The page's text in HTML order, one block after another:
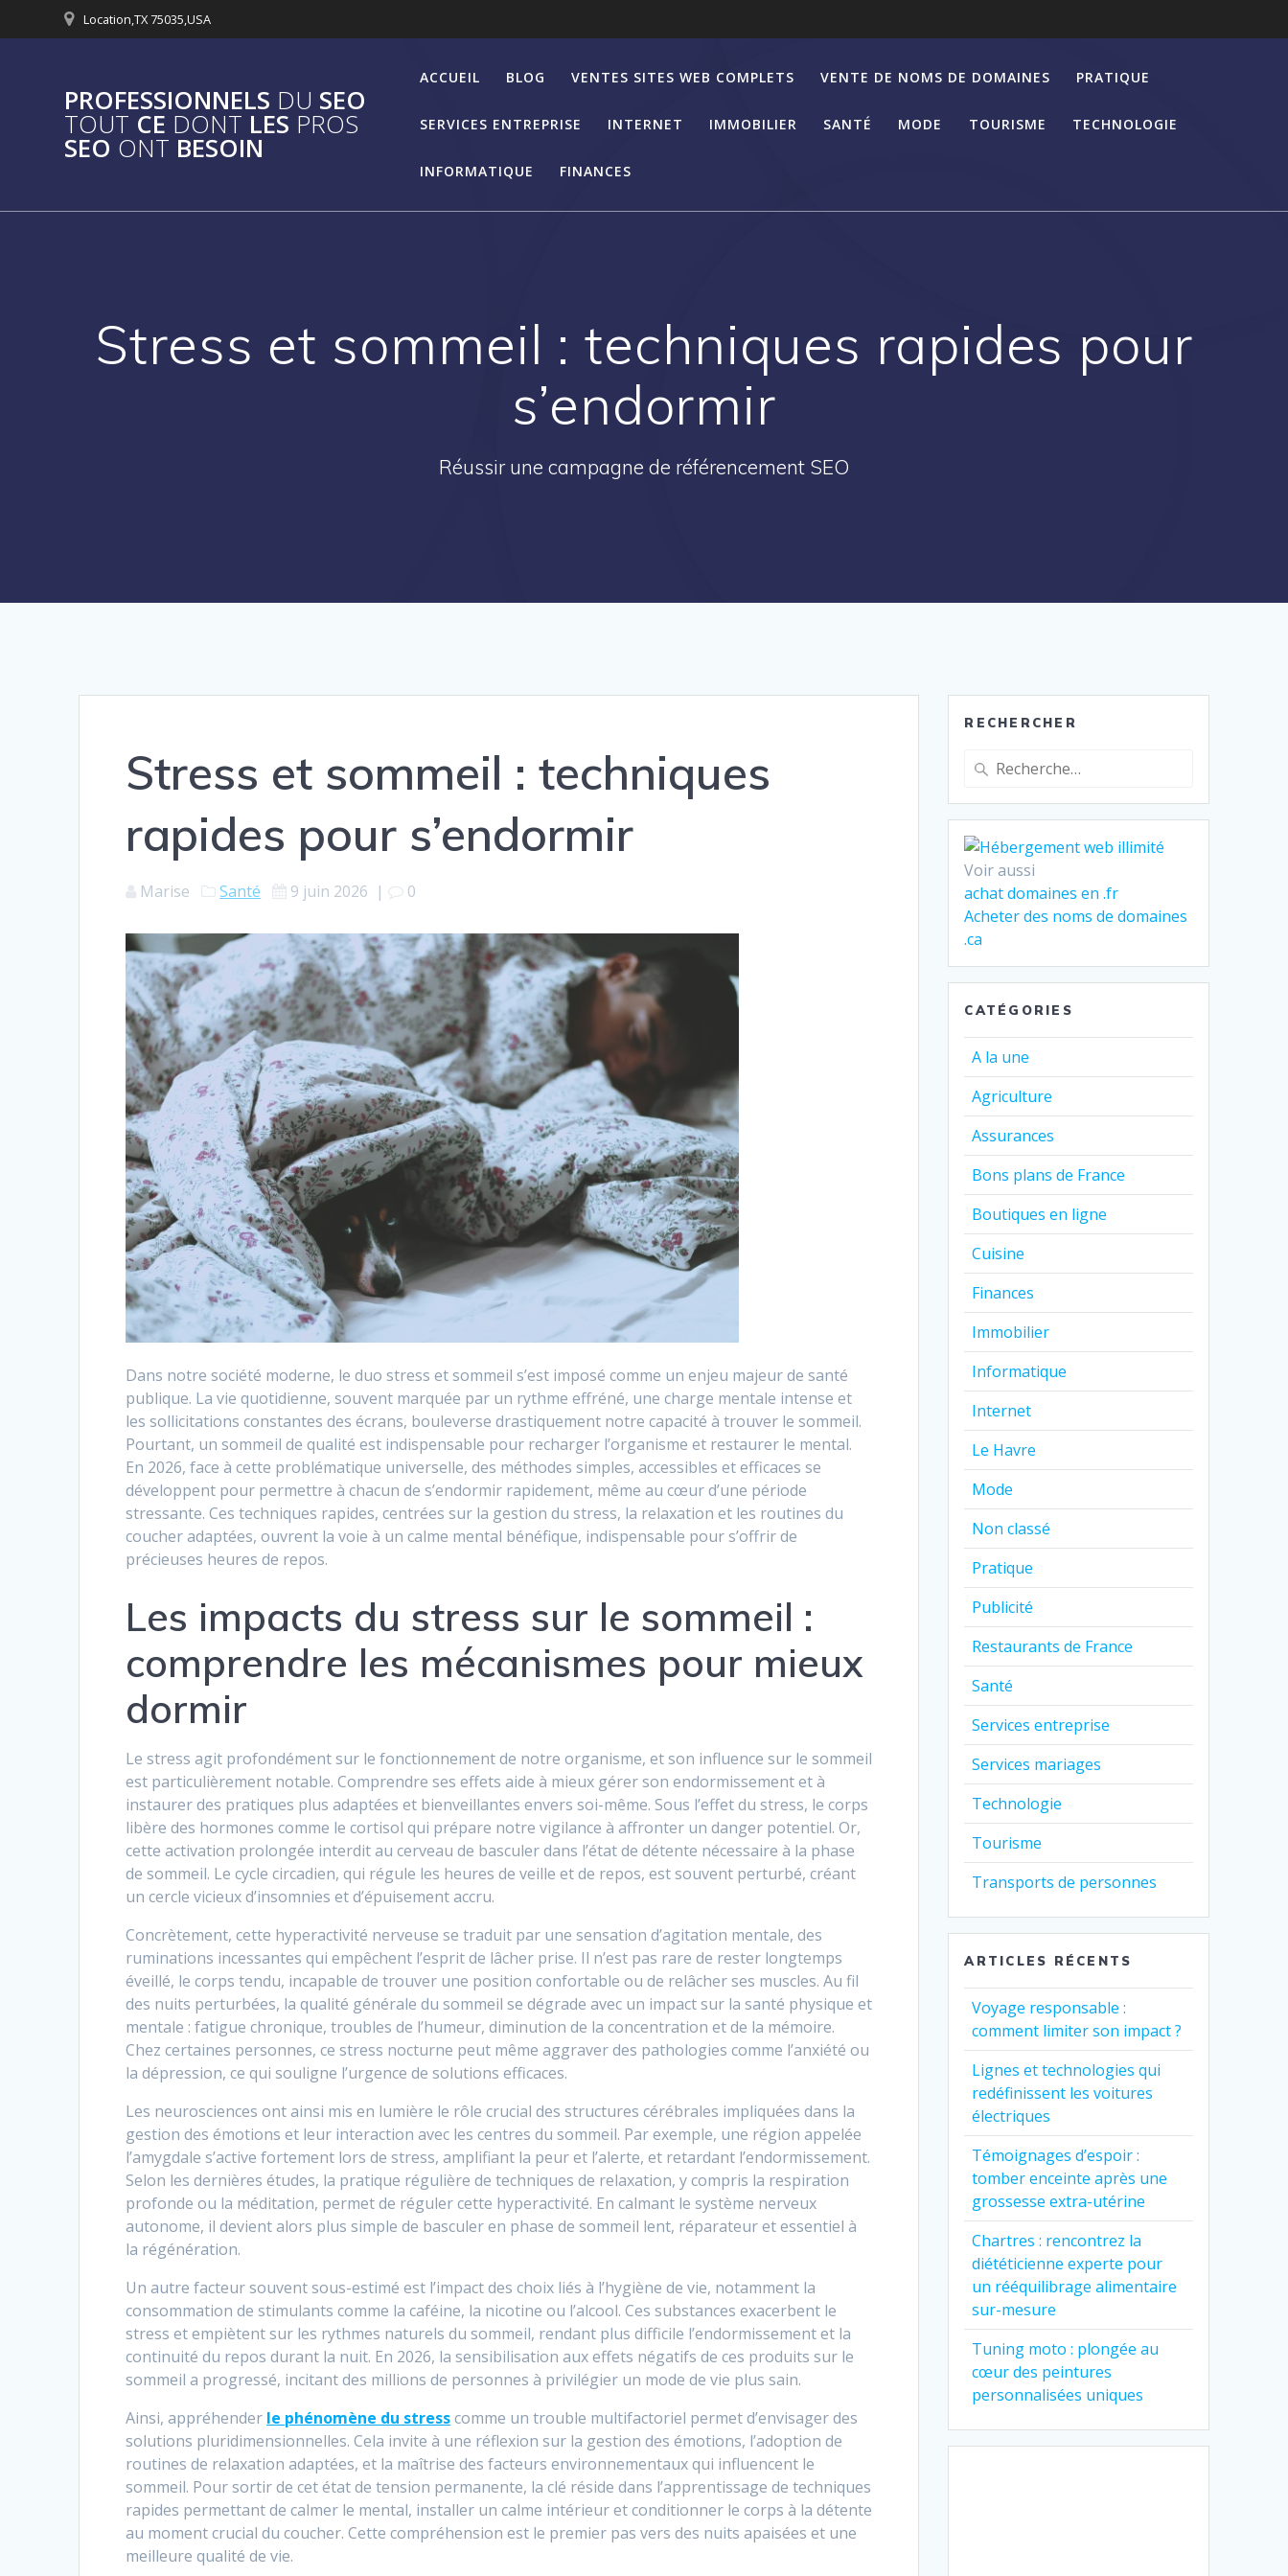
au
Location,TX 75035,USA
PROFESSIONNELS DU SEO
TOUT CE DONT LES PROS
SEO ONT BESOIN
ACCUEIL BLOG VENTES SITES WEB COMPLETS VENTE DE NOMS DE DOMAINES PRATIQUE
SERVICES ENTREPRISE INTERNET IMMOBILIER SANTÉ MODE TOURISME TECHNOLOGIE
INFORMATIQUE FINANCES
Stress et sommeil : techniques rapides pour
s’endormir
Réussir une campagne de référencement SEO
Stress et sommeil : techniques
rapides pour s’endormir
Marise Santé 9 juin 2026 | 0
Dans notre société moderne, le duo stress et sommeil s’est imposé comme un enjeu majeur de santé
publique. La vie quotidienne, souvent marquée par un rythme effréné, une charge mentale intense et
les sollicitations constantes des écrans, bouleverse drastiquement notre capacité à trouver le sommeil.
Pourtant, un sommeil de qualité est indispensable pour recharger l’organisme et restaurer le mental.
En 2026, face à cette problématique universelle, des méthodes simples, accessibles et efficaces se
développent pour permettre à chacun de s’endormir rapidement, même au cœur d’une période
stressante. Ces techniques rapides, centrées sur la gestion du stress, la relaxation et les routines du
coucher adaptées, ouvrent la voie à un calme mental bénéfique, indispensable pour s’offrir de
précieuses heures de repos.
Les impacts du stress sur le sommeil :
comprendre les mécanismes pour mieux
dormir
Le stress agit profondément sur le fonctionnement de notre organisme, et son influence sur le sommeil
est particulièrement notable. Comprendre ses effets aide à mieux gérer son endormissement et à
instaurer des pratiques plus adaptées et bienveillantes envers soi-même. Sous l’effet du stress, le corps
libère des hormones comme le cortisol qui prépare notre vigilance à affronter un danger potentiel. Or,
cette activation prolongée interdit au cerveau de basculer dans l’état de détente nécessaire à la phase
de sommeil. Le cycle circadien, qui régule les heures de veille et de repos, est souvent perturbé, créant
un cercle vicieux d’insomnies et d’épuisement accru.
Concrètement, cette hyperactivité nerveuse se traduit par une sensation d’agitation mentale, des
ruminations incessantes qui empêchent l’esprit de lâcher prise. Il n’est pas rare de rester longtemps
éveillé, le corps tendu, incapable de trouver une position confortable ou de relâcher ses muscles. Au fil
des nuits perturbées, la qualité générale du sommeil se dégrade avec un impact sur la santé physique et
mentale : fatigue chronique, troubles de l’humeur, diminution de la concentration et de la mémoire.
Chez certaines personnes, ce stress nocturne peut même aggraver des pathologies comme l’anxiété ou
la dépression, ce qui souligne l’urgence de solutions efficaces.
Les neurosciences ont ainsi mis en lumière le rôle crucial des structures cérébrales impliquées dans la
gestion des émotions et leur interaction avec les centres du sommeil. Par exemple, une région appelée
l’amygdale s’active fortement lors de stress, amplifiant la peur et l’alerte, et retardant l’endormissement.
Selon les dernières études, la pratique régulière de techniques de relaxation, y compris la respiration
profonde ou la méditation, permet de réguler cette hyperactivité. En calmant le système nerveux
autonome, il devient alors plus simple de basculer en phase de sommeil lent, réparateur et essentiel à
la régénération.
Un autre facteur souvent sous-estimé est l’impact des choix liés à l’hygiène de vie, notamment la
consommation de stimulants comme la caféine, la nicotine ou l’alcool. Ces substances exacerbent le
stress et empiètent sur les rythmes naturels du sommeil, rendant plus difficile l’endormissement et la
continuité du repos durant la nuit. En 2026, la sensibilisation aux effets négatifs de ces produits sur le
sommeil a progressé, incitant des millions de personnes à privilégier un mode de vie plus sain.
Ainsi, appréhender le phénomène du stresscomme un trouble multifactoriel permet d’envisager des
solutions pluridimensionnelles. Cela invite à une réflexion sur la gestion des émotions, l’adoption de
routines de relaxation adaptées, et la maîtrise des facteurs environnementaux qui influencent le
sommeil. Pour sortir de cet état de tension permanente, la clé réside dans l’apprentissage de techniques
rapides permettant de calmer le mental, installer un calme intérieur et conditionner le corps à la détente
au moment crucial du coucher. Cette compréhension est le premier pas vers des nuits apaisées et une
meilleure qualité de vie.
RECHERCHER
Recherche
:
Voir aussi
achat domaines en .fr
Acheter des noms de domaines
.ca
CATÉGORIES
A la une
Agriculture
Assurances
Bons plans de France
Boutiques en ligne
Cuisine
Finances
Immobilier
Informatique
Internet
Le Havre
Mode
Non classé
Pratique
Publicité
Restaurants de France
Santé
Services entreprise
Services mariages
Technologie
Tourisme
Transports de personnes
ARTICLES RÉCENTS
Voyage responsable :
comment limiter son impact ?
Lignes et technologies qui
redéfinissent les voitures
électriques
Témoignages d’espoir :
tomber enceinte après une
grossesse extra-utérine
Chartres : rencontrez la
diététicienne experte pour
un rééquilibrage alimentaire
sur-mesure
Tuning moto : plongée au
cœur des peintures
personnalisées uniques